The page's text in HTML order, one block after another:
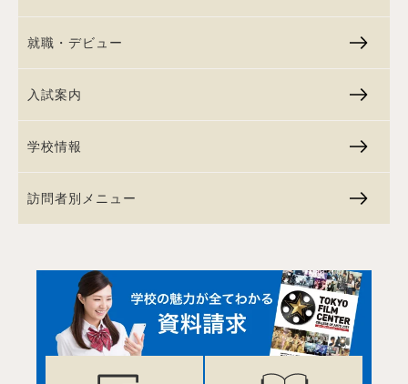
就職・デビュー
入試案内
学校情報
訪問者別メニュー